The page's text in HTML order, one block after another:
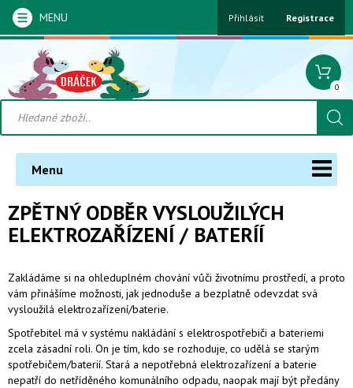
MENU Přihlásit Registrace
0
Menu
ZPĚTNÝ ODBĚR VYSLOUŽILÝCH
ELEKTROZAŘÍZENÍ / BATERÍÍ
Zakládáme si na ohleduplném chování vůči životnímu prostředí, a proto
vám přinášíme možnosti, jak jednoduše a bezplatně odevzdat svá
vysloužilá elektrozařízení/baterie.
Spotřebitel má v systému nakládání s elektrospotřebiči a bateriemi
zcela zásadní roli. On je tím, kdo se rozhoduje, co udělá se starým
spotřebičem/baterií. Stará a nepotřebná elektrozařízení a baterie
nepatří do netříděného komunálního odpadu, naopak mají být předány